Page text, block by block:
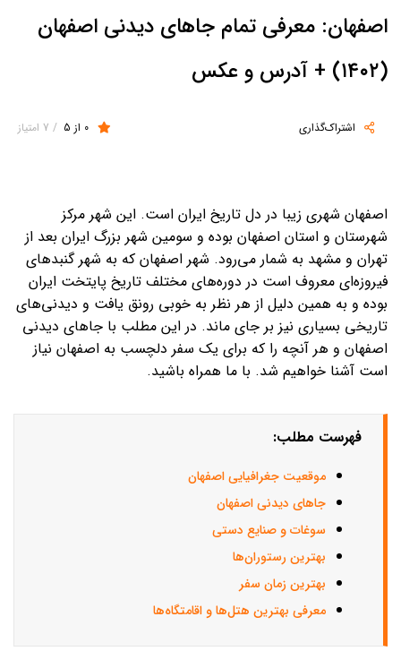
اصفهان: معرفی تمام جاهای دیدنی اصفهان
(۱۴۰۲) + آدرس و عکس
اشتراک‌گذاری 0 از 5 / 7 امتیاز
اصفهان شهری زیبا در دل تاریخ ایران است. این شهر مرکز
شهرستان و استان اصفهان بوده و سومین شهر بزرگ ایران بعد از
تهران و مشهد به شمار می‌رود. شهر اصفهان که به شهر گنبدهای
فیروزه‌ای معروف است در دوره‌های مختلف تاریخ پایتخت ایران
بوده و به همین دلیل از هر نظر به خوبی رونق یافت و دیدنی‌های
تاریخی بسیاری نیز بر جای ماند. در این مطلب با جاهای دیدنی
اصفهان و هر آنچه را که برای یک سفر دلچسب به اصفهان نیاز
است آشنا خواهیم شد. با ما همراه باشید.
فهرست مطلب:
موقعیت جغرافیایی اصفهان
جاهای دیدنی اصفهان
سوغات و صنایع دستی
بهترین رستوران‌ها
بهترین زمان سفر
معرفی بهترین هتل‌ها و اقامتگاه‌ها